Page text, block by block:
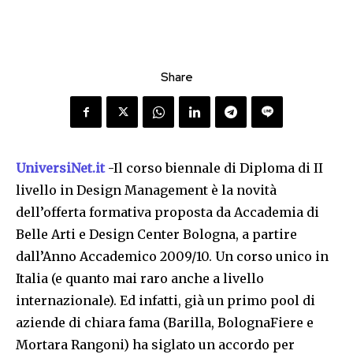
Share
UniversiNet.it -Il corso biennale di Diploma di II
livello in Design Management è la novità
dell’offerta formativa proposta da Accademia di
Belle Arti e Design Center Bologna, a partire
dall’Anno Accademico 2009/10. Un corso unico in
Italia (e quanto mai raro anche a livello
internazionale). Ed infatti, già un primo pool di
aziende di chiara fama (Barilla, BolognaFiere e
Mortara Rangoni) ha siglato un accordo per